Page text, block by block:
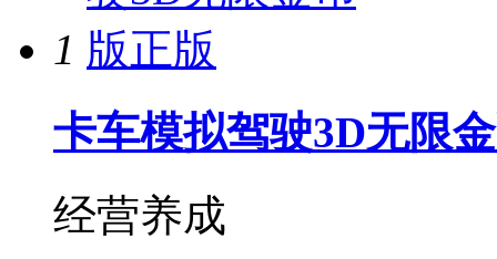
1
卡车模拟驾驶3D无限
经营养成